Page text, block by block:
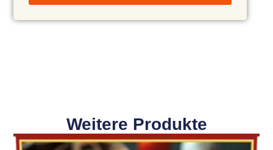
Weitere Produkte